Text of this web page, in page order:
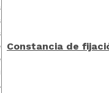
Constancia de